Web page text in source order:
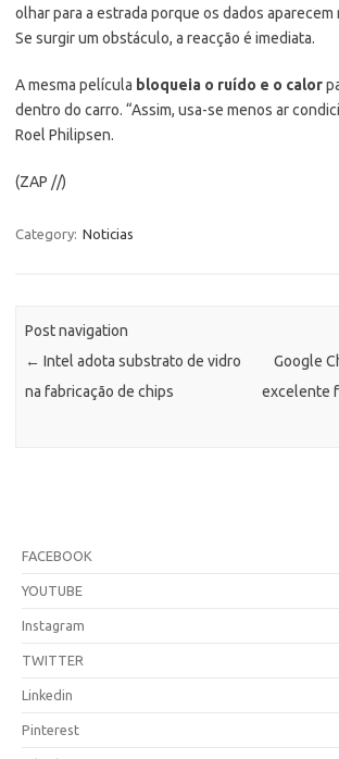
olhar para a estrada porque os dados
Se surgir um obstáculo, a reacção é imediata.
A mesma película bloqueia o ruído e o calor
dentro do carro. “Assim, usa-se menos ar
Roel Philipsen.
(ZAP //)
Category: Noticias
Post navigation
← Intel adota substrato de vidro
na fabricação de chips
Google
excelente
FACEBOOK
YOUTUBE
Instagram
TWITTER
Linkedin
Pinterest